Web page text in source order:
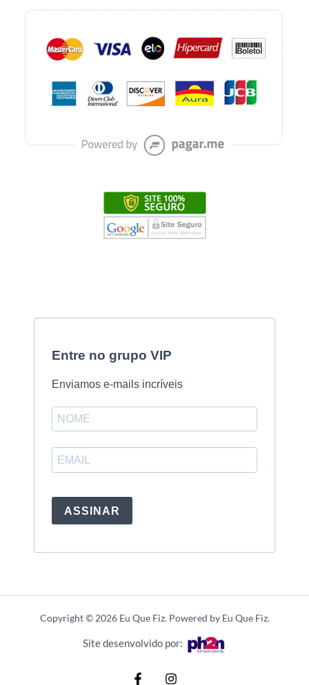
Entre no grupo VIP
Enviamos e-mails incríveis
ASSINAR
Copyright © 2026 Eu Que Fiz. Powered by Eu Que Fiz.
Site desenvolvido por: